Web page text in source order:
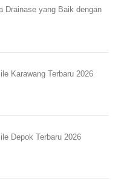
Drainase yang Baik dengan
Karawang Terbaru 2026
Depok Terbaru 2026